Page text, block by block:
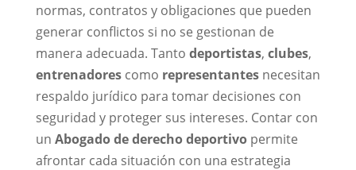
normas, contratos y obligaciones que pueden
generar conflictos si no se gestionan de
manera adecuada. Tanto deportistas, clubes,
entrenadorescomo representantesnecesitan
respaldo jurídico para tomar decisiones con
seguridad y proteger sus intereses. Contar con
un Abogado de derecho deportivopermite
afrontar cada situación con una estrategia